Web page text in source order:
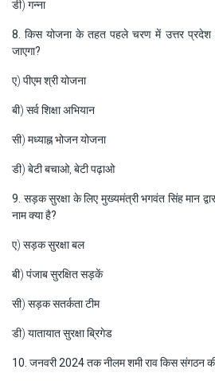
डी) गन्ना
8. किस योजना के तहत पहले चरण में उत्तर प्रदेश
जाएगा?
ए) पीएम श्री योजना
बी) सर्व शिक्षा अभियान
सी) मध्याह्न भोजन योजना
डी) बेटी बचाओ, बेटी पढ़ाओ
9. सड़क सुरक्षा के लिए मुख्यमंत्री भगवंत सिंह मान
नाम क्या है?
ए) सड़क सुरक्षा बल
बी) पंजाब सुरक्षित सड़कें
सी) सड़क सतर्कता टीम
डी) यातायात सुरक्षा ब्रिगेड
10. जनवरी 2024 तक नीलम शमी राव किस संगठन